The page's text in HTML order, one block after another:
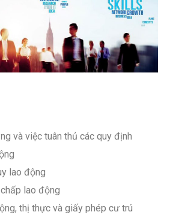
và việc tuân thủ các quy định
lao động
lao động
thị thực và giấy phép cư trú